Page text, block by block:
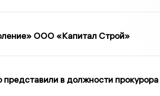
ООО «Капитал Строй»
в должности прокурора